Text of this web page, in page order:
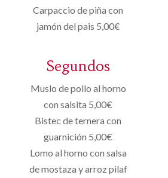
Carpaccio de piña con
jamón del pais 5,00€
Segundos
Muslo de pollo al horno
con salsita 5,00€
Bistec de ternera con
guarnición 5,00€
Lomo al horno con salsa
de mostaza y arroz pilaf